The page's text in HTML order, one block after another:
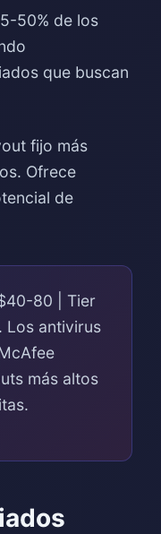
50% de los
que buscan
fijo más
Ofrece
de
80 | Tier
antivirus
más altos